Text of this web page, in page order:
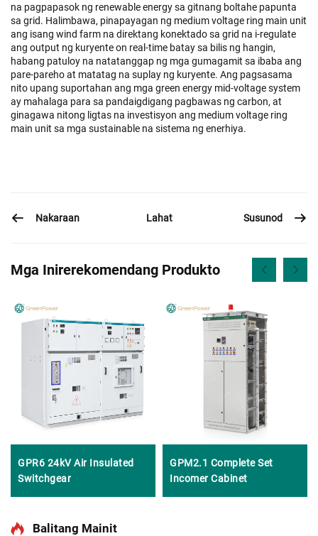
na pagpapasok ng renewable energy sa gitnang boltahe papunta
sa grid. Halimbawa, pinapayagan ng medium voltage ring main unit
ang isang wind farm na direktang konektado sa grid na i-regulate
ang output ng kuryente on real-time batay sa bilis ng hangin,
habang patuloy na natatanggap ng mga gumagamit sa ibaba ang
pare-pareho at matatag na suplay ng kuryente. Ang pagsasama
nito upang suportahan ang mga green energy mid-voltage system
ay mahalaga para sa pandaigdigang pagbawas ng carbon, at
ginagawa nitong ligtas na investisyon ang medium voltage ring
main unit sa mga sustainable na sistema ng enerhiya.
Nakaraan Lahat Susunod
Mga Inirerekomendang Produkto
GPR6 24kV Air Insulated
Switchgear
GPM2.1 Complete Set
Incomer Cabinet
Balitang Mainit